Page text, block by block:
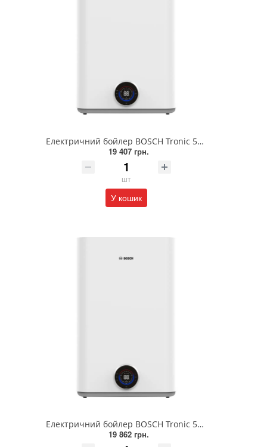
Електричний бойлер BOSCH Tronic 5500iT TR5501iT 50 DERB (7736507300)
19 407 грн.
шт
У кошик
Електричний бойлер BOSCH Tronic 5500iT TR5501iT 80 DERB (7736507302)
19 862 грн.